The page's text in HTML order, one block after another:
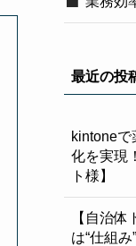
最近の投
kintone
化を実現
ト様】
【自治
は“仕組